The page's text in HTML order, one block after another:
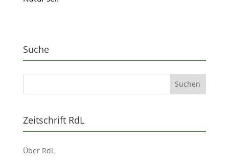
Suche
Zeitschrift RdL
Über RdL